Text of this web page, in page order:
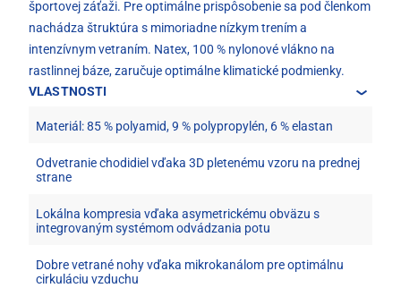
športovej záťaži. Pre optimálne prispôsobenie sa pod členkom
nachádza štruktúra s mimoriadne nízkym trením a
intenzívnym vetraním. Natex, 100 % nylonové vlákno na
rastlinnej báze, zaručuje optimálne klimatické podmienky.
VLASTNOSTI
Materiál: 85 % polyamid, 9 % polypropylén, 6 % elastan
Odvetranie chodidiel vďaka 3D pletenému vzoru na prednej
strane
Lokálna kompresia vďaka asymetrickému obväzu s
integrovaným systémom odvádzania potu
Dobre vetrané nohy vďaka mikrokanálom pre optimálnu
cirkuláciu vzduchu